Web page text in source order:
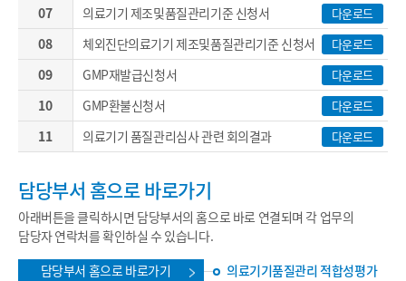
07 의료기기 제조및품질관리기준 신청서 다운로드
08 체외진단의료기기 제조및품질관리기준 신청서 다운로드
09 GMP재발급신청서 다운로드
10 GMP환불신청서 다운로드
11 의료기기 품질관리심사 관련 회의결과 다운로드
담당부서 홈으로 바로가기
아래버튼을 클릭하시면 담당부서의 홈으로 바로 연결되며 각 업무의
담당자 연락처를 확인하실 수 있습니다.
담당부서 홈으로 바로가기
의료기기품질관리 적합성평가